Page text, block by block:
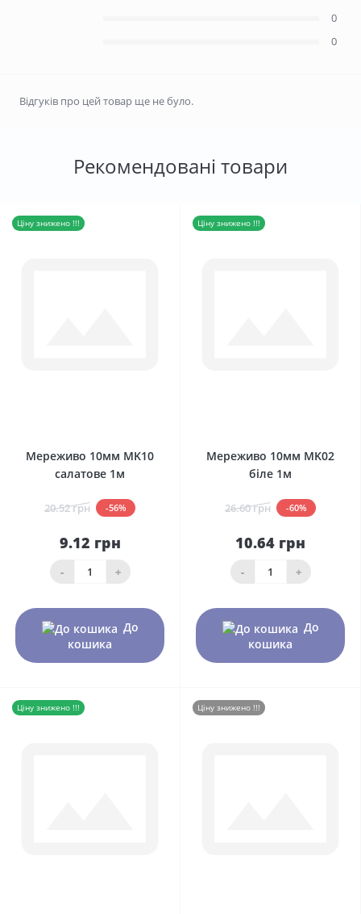
0
0
Відгуків про цей товар ще не було.
Рекомендовані товари
Ціну знижено !!!
Мереживо 10мм MK10
салатове 1м
20.52 грн -56%
9.12 грн
- +
До
кошика
Ціну знижено !!!
Мереживо 10мм MK02
біле 1м
26.60 грн -60%
10.64 грн
- +
До
кошика
Ціну знижено !!! Ціну знижено !!!